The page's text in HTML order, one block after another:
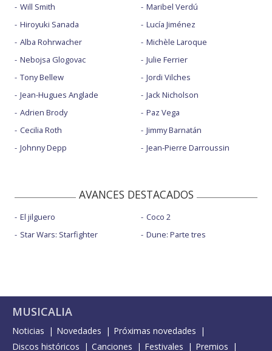
Will Smith
Hiroyuki Sanada
Alba Rohrwacher
Nebojsa Glogovac
Tony Bellew
Jean-Hugues Anglade
Adrien Brody
Cecilia Roth
Johnny Depp
Maribel Verdú
Lucía Jiménez
Michèle Laroque
Julie Ferrier
Jordi Vilches
Jack Nicholson
Paz Vega
Jimmy Barnatán
Jean-Pierre Darroussin
AVANCES DESTACADOS
El jilguero
Star Wars: Starfighter
Coco 2
Dune: Parte tres
MUSICALIA
Noticias Novedades
Próximas novedades
Discos históricos
Canciones Festivales
Premios